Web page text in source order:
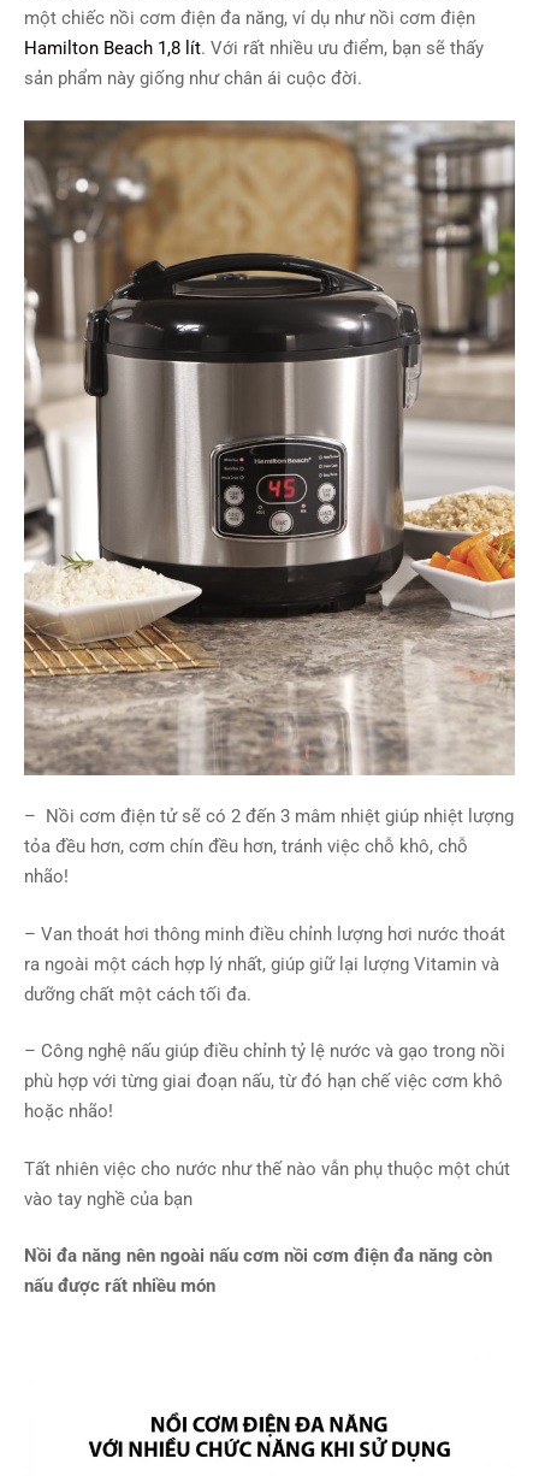
một chiếc nồi cơm điện đa năng, ví dụ như nồi cơm điện
Hamilton Beach 1,8 lít. Với rất nhiều ưu điểm, bạn sẽ thấy
sản phẩm này giống như chân ái cuộc đời.
– Nồi cơm điện tử sẽ có 2 đến 3 mâm nhiệt giúp nhiệt lượng
tỏa đều hơn, cơm chín đều hơn, tránh việc chỗ khô, chỗ
nhão!
– Van thoát hơi thông minh điều chỉnh lượng hơi nước thoát
ra ngoài một cách hợp lý nhất, giúp giữ lại lượng Vitamin và
dưỡng chất một cách tối đa.
– Công nghệ nấu giúp điều chỉnh tỷ lệ nước và gạo trong nồi
phù hợp với từng giai đoạn nấu, từ đó hạn chế việc cơm khô
hoặc nhão!
Tất nhiên việc cho nước như thế nào vẫn phụ thuộc một chút
vào tay nghề của bạn
Nồi đa năng nên ngoài nấu cơm nồi cơm điện đa năng còn
nấu được rất nhiều món